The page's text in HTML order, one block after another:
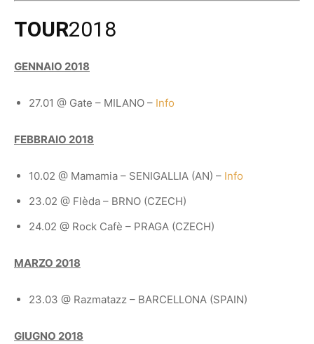
TOUR2018
GENNAIO 2018
27.01 @ Gate – MILANO – Info
FEBBRAIO 2018
10.02 @ Mamamia – SENIGALLIA (AN) – Info
23.02 @ Flèda – BRNO (CZECH)
24.02 @ Rock Cafè – PRAGA (CZECH)
MARZO 2018
23.03 @ Razmatazz – BARCELLONA (SPAIN)
GIUGNO 2018